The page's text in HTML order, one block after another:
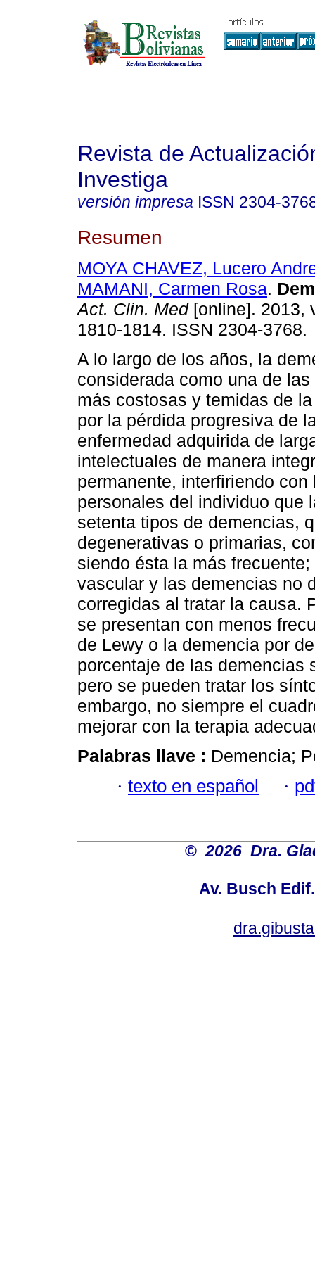
Revista de
Investiga
versión impresa ISSN 2304-
Resumen
MOYA CHAVEZ, Lucero
MAMANI, Carmen Rosa.
Act. Clin. Med[online]. 2013,
1810-1814. ISSN 2304-3768.
A lo largo de los años, la
considerada como una de
más costosas y temidas de
por la pérdida progresiva de
enfermedad adquirida de
intelectuales de manera
permanente, interfiriendo
personales del individuo que
setenta tipos de demencias,
degenerativas o primarias,
siendo ésta la más
vascular y las demencias no
corregidas al tratar la causa.
se presentan con menos
de Lewy o la demencia por
porcentaje de las demencias
pero se pueden tratar los
embargo, no siempre el
mejorar con la terapia
Palabras llave : Demencia;
· texto en español ·
© 2026 Dra.
Av. Busch